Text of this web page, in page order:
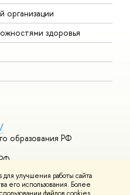
улучшения работы сайта
его использования. Более
организации
здоровья
образования РФ